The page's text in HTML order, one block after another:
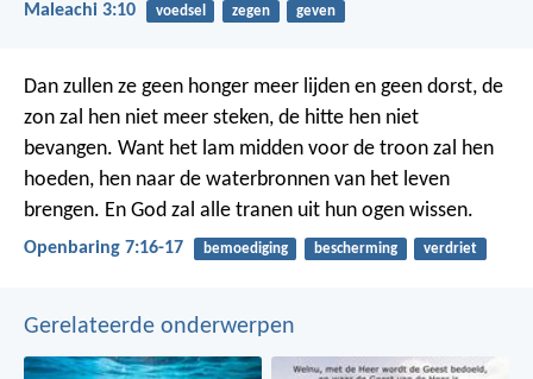
Maleachi 3:10 voedsel zegen geven
Dan zullen ze geen honger meer lijden en geen dorst, de
zon zal hen niet meer steken, de hitte hen niet
bevangen. Want het lam midden voor de troon zal hen
hoeden, hen naar de waterbronnen van het leven
brengen. En God zal alle tranen uit hun ogen wissen.
Openbaring 7:16-17 bemoediging bescherming verdriet
Gerelateerde onderwerpen